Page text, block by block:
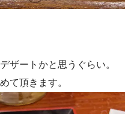
ザートかと思うぐらい。
て頂きます。